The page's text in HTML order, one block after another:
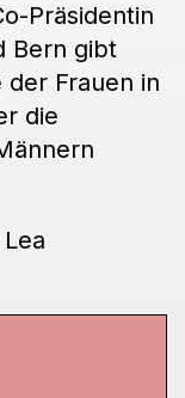
Präsidentin
Bern gibt
Frauen in
die
Lea